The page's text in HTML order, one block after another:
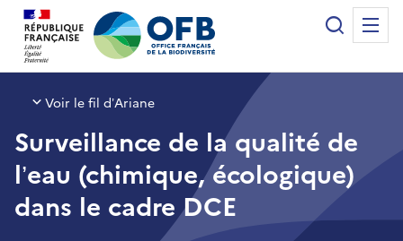
Office français de la biodiversité
Recherche
Voir le fil d’Ariane
Surveillance de la qualité de
l’eau (chimique, écologique)
dans le cadre DCE
Panneau de gestion des cookies